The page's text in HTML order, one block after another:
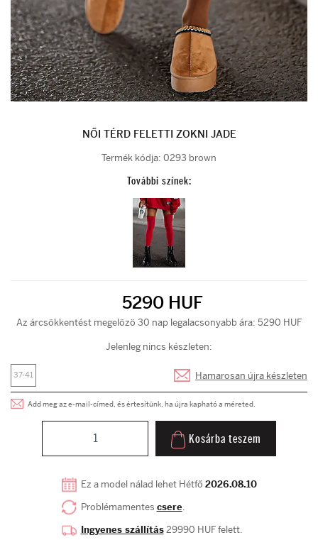
NŐI TÉRD FELETTI ZOKNI JADE
Termék kódja: 0293 brown
További színek:
5290 HUF
Az árcsökkentést megelözö 30 nap legalacsonyabb ára: 5290 HUF
Jelenleg nincs készleten:
37-41 Hamarosan újra készleten
Add meg az e-mail-címed, és értesítünk, ha újra kapható a méreted.
Kosárba teszem
Ez a model nálad lehet Hétfő 2026.08.10
Problémamentes csere.
Ingyenes szállítás29990 HUF felett.